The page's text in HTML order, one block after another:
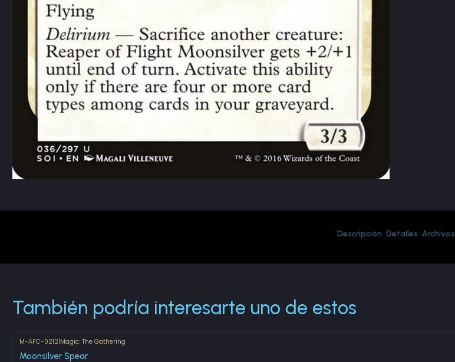
Descripción Detalles Archivos
También podría interesarte uno de estos
Agotado
M-AFC-0212|Magic: The Gathering
Moonsilver Spear